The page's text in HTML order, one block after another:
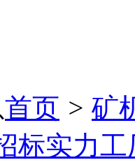
首页 > 矿
标实力工